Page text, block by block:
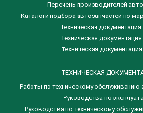
Перечень производителей
Каталоги подбора автозапчастей по
Техническая документация
Техническая
Техническая
ТЕХНИЧЕСКАЯ
Работы по техническому обслуживанию
Руководства по
Руководства по техническому